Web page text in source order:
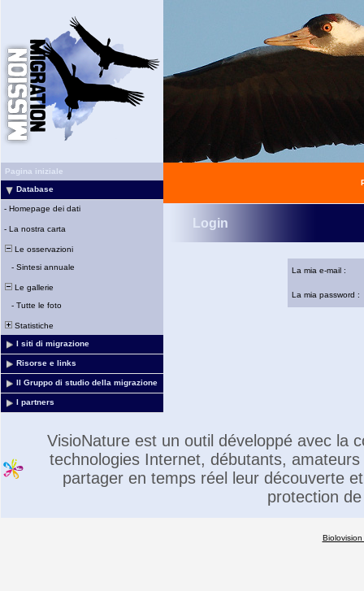
Pagina iniziale
Database
- Homepage dei dati
- La nostra carta
Le osservazioni
- Sintesi annuale
Le gallerie
- Tutte le foto
Statistiche
I siti di migrazione
Risorse e links
Il Gruppo di studio della migrazione
I partners
Login
La mia e-mail :
La mia password :
VisioNature est un outil développé avec la
technologies Internet, débutants,
partager en temps réel leur découverte
protection
Biolovision